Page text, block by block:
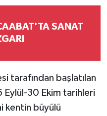
SANAT
tarafından başlatılan
Eylül-30 Ekim tarihleri
kentin büyülü